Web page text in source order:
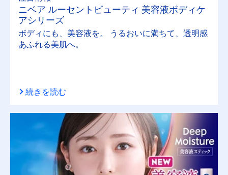
ニベア ルーセントビューティ 美容液ボディケ
アシリーズ
ボディにも、美容液を。 うるおいに満ちて、透明感
あふれる美肌へ。
続きを読む